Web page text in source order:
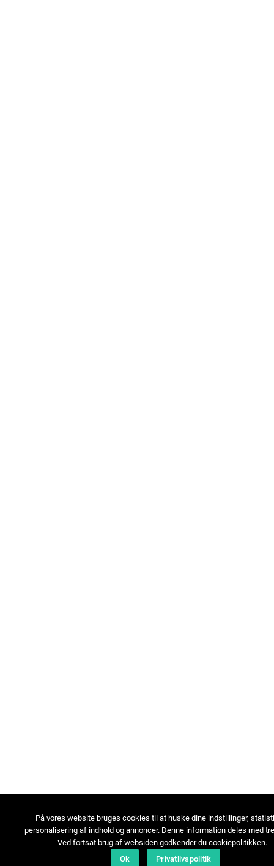
På vores website bruges cookies til at huske dine indstillinger,
personalisering af indhold og annoncer. Denne information deles med
Ved fortsat brug af websiden godkender du cookiepolitikken.
Ok
Privatlivspolitik